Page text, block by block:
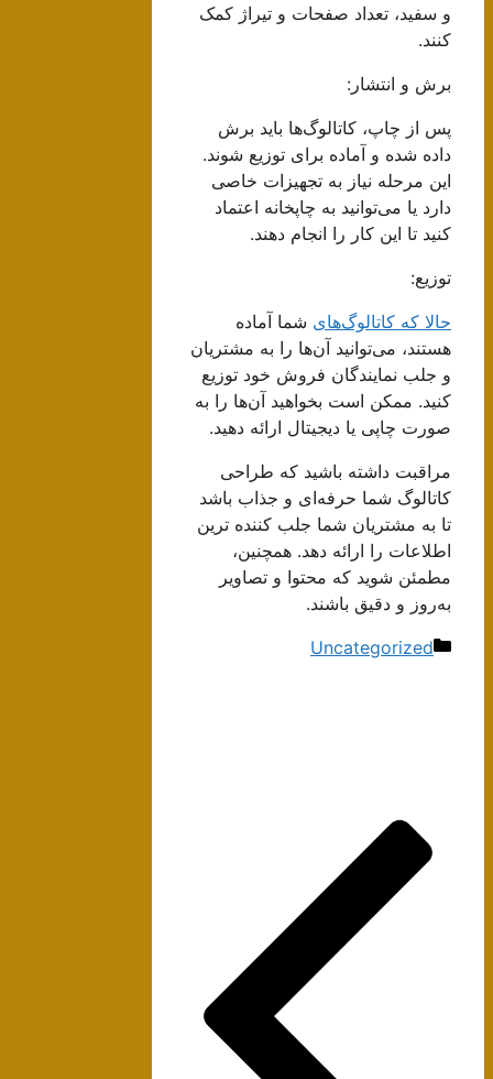
و سفید، تعداد صفحات و تیراژ کمک
کنند.
برش و انتشار:
پس از چاپ، کاتالوگ‌ها باید برش
داده شده و آماده برای توزیع شوند.
این مرحله نیاز به تجهیزات خاصی
دارد یا می‌توانید به چاپخانه اعتماد
کنید تا این کار را انجام دهند.
توزیع:
حالا که کاتالوگ‌هایشما آماده
هستند، می‌توانید آن‌ها را به مشتریان
و جلب نمایندگان فروش خود توزیع
کنید. ممکن است بخواهید آن‌ها را به
صورت چاپی یا دیجیتال ارائه دهید.
مراقبت داشته باشید که طراحی
کاتالوگ شما حرفه‌ای و جذاب باشد
تا به مشتریان شما جلب کننده ترین
اطلاعات را ارائه دهد. همچنین،
مطمئن شوید که محتوا و تصاویر
به‌روز و دقیق باشند.
دسته‌ها
Uncategorized